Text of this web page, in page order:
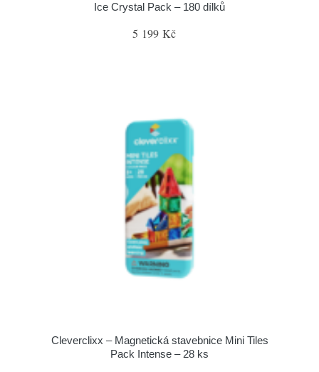
Ice Crystal Pack – 180 dílků
5 199 Kč
Cleverclixx – Magnetická stavebnice Mini Tiles
Pack Intense – 28 ks